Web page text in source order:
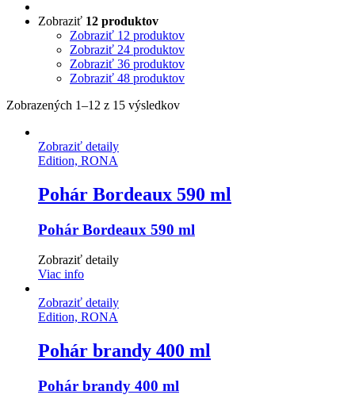
Zobraziť 12 produktov
Zobraziť 12 produktov
Zobraziť 24 produktov
Zobraziť 36 produktov
Zobraziť 48 produktov
Zobrazených 1–12 z 15 výsledkov
Zobraziť detaily
Edition, RONA
Pohár Bordeaux 590 ml
Pohár Bordeaux 590 ml
Zobraziť detaily
Viac info
Zobraziť detaily
Edition, RONA
Pohár brandy 400 ml
Pohár brandy 400 ml